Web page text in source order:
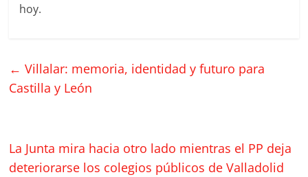
hoy.
← Villalar: memoria, identidad y futuro para
Castilla y León
La Junta mira hacia otro lado mientras el PP deja
deteriorarse los colegios públicos de Valladolid